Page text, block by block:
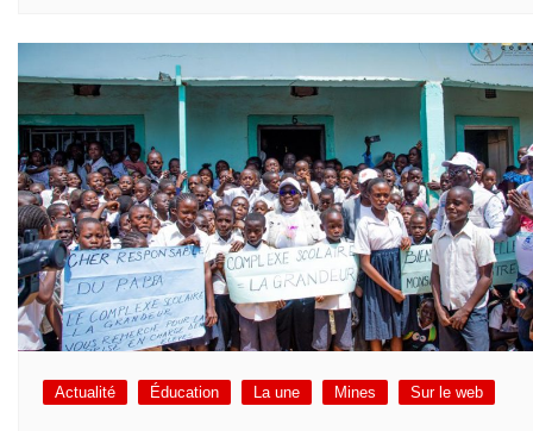
Actualité Éducation La une Mines Sur le web